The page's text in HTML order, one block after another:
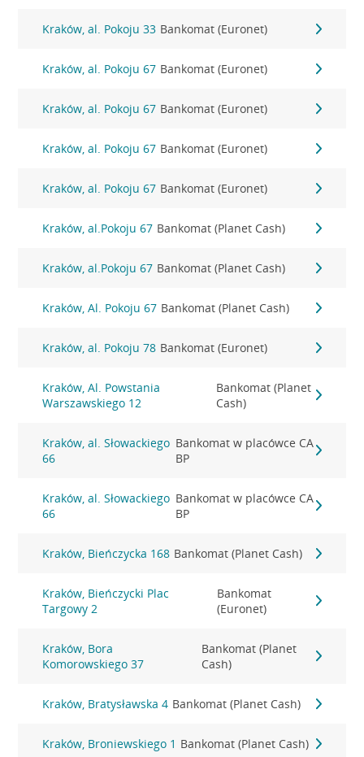
Kraków, al. Pokoju 33 Bankomat (Euronet)
Kraków, al. Pokoju 67 Bankomat (Euronet)
Kraków, al. Pokoju 67 Bankomat (Euronet)
Kraków, al. Pokoju 67 Bankomat (Euronet)
Kraków, al. Pokoju 67 Bankomat (Euronet)
Kraków, al.Pokoju 67 Bankomat (Planet Cash)
Kraków, al.Pokoju 67 Bankomat (Planet Cash)
Kraków, Al. Pokoju 67 Bankomat (Planet Cash)
Kraków, al. Pokoju 78 Bankomat (Euronet)
Kraków, Al. Powstania
Warszawskiego 12
Bankomat (Planet
Cash)
Kraków, al. Słowackiego
66
Bankomat w placówce CA
BP
Kraków, al. Słowackiego
66
Bankomat w placówce CA
BP
Kraków, Bieńczycka 168 Bankomat (Planet Cash)
Kraków, Bieńczycki Plac
Targowy 2
Bankomat
(Euronet)
Kraków, Bora
Komorowskiego 37
Bankomat (Planet
Cash)
Kraków, Bratysławska 4 Bankomat (Planet Cash)
Kraków, Broniewskiego 1 Bankomat (Planet Cash)